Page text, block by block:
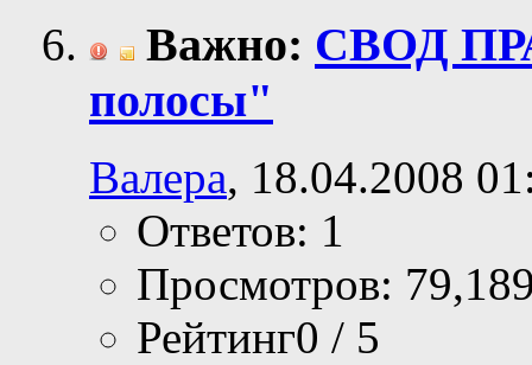
Важно: СВОД
полосы"
Валера, 18.04.2008
Ответов: 1
Просмотров:
Рейтинг0 / 5